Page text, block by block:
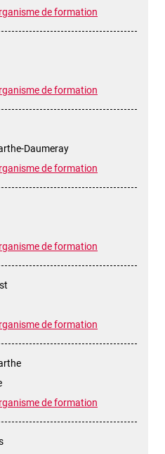
de formation
de formation
Daumeray
de formation
de formation
de formation
de formation